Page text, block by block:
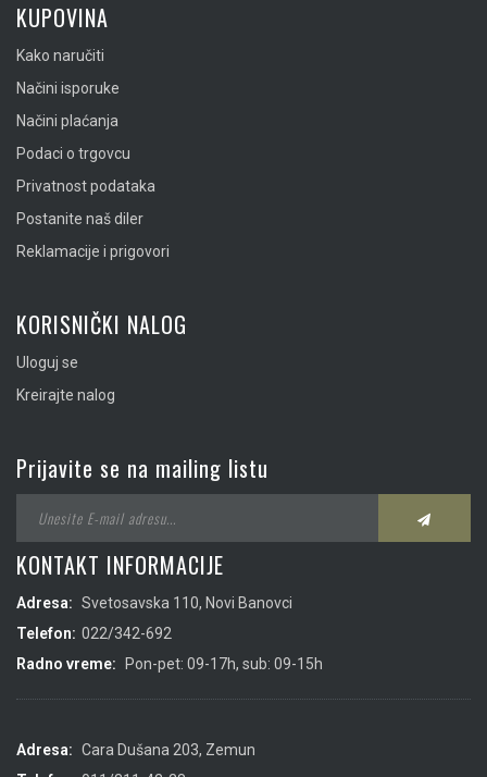
KUPOVINA
Kako naručiti
Načini isporuke
Načini plaćanja
Podaci o trgovcu
Privatnost podataka
Postanite naš diler
Reklamacije i prigovori
KORISNIČKI NALOG
Uloguj se
Kreirajte nalog
Prijavite se na mailing listu
KONTAKT INFORMACIJE
Adresa: Svetosavska 110, Novi Banovci
Telefon: 022/342-692
Radno vreme:
Pon-pet: 09-17h, sub: 09-15h
Adresa: Cara Dušana 203, Zemun